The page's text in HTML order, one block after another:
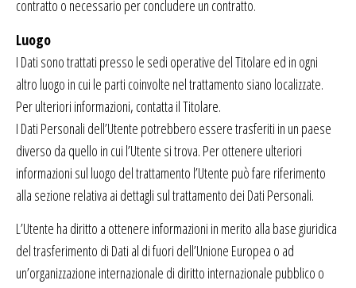
contratto o necessario per concludere un contratto.
Luogo
I Dati sono trattati presso le sedi operative del Titolare ed in ogni
altro luogo in cui le parti coinvolte nel trattamento siano localizzate.
Per ulteriori informazioni, contatta il Titolare.
I Dati Personali dell’Utente potrebbero essere trasferiti in un paese
diverso da quello in cui l’Utente si trova. Per ottenere ulteriori
informazioni sul luogo del trattamento l’Utente può fare riferimento
alla sezione relativa ai dettagli sul trattamento dei Dati Personali.
L’Utente ha diritto a ottenere informazioni in merito alla base giuridica
del trasferimento di Dati al di fuori dell’Unione Europea o ad
un’organizzazione internazionale di diritto internazionale pubblico o